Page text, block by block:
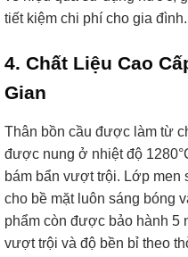
tiết kiệm chi phí cho gia đình.
4. Chất Liệu Cao
Gian
Thân bồn cầu được làm từ
được nung ở nhiệt độ
bám bẩn vượt trội. Lớp
cho bề mặt luôn sáng bóng
phẩm còn được bảo hành 5
vượt trội và độ bền bỉ theo